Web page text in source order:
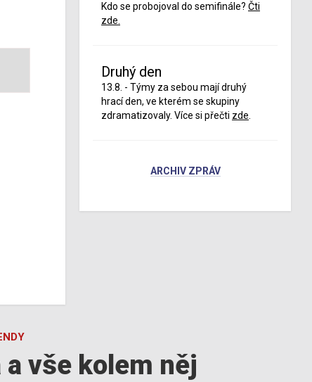
Kdo se probojoval do semifinále? Čti
zde.
Druhý den
13.8. - Týmy za sebou mají druhý
hrací den, ve kterém se skupiny
zdramatizovaly. Více si přečti zde
ARCHIV ZPRÁV
vše kolem něj